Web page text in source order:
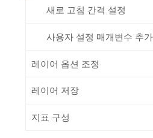
새로 고침 간격 설정
사용자 설정 매개변수 추가
레이어 옵션 조정
레이어 저장
지표 구성